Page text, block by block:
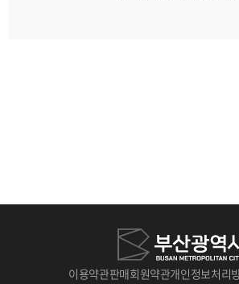
이용약관판매회원약관개인정보처리